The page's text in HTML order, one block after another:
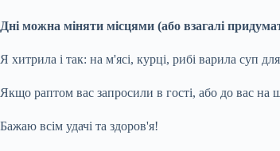
Дні можна міняти місцями (або взагалі
Я хитрила і так: на м'ясі, курці, рибі варила суп
Якщо раптом вас запросили в гості, або до вас на
Бажаю всім удачі та здоров'я!